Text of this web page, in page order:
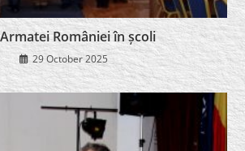
României în școli
29 October 2025